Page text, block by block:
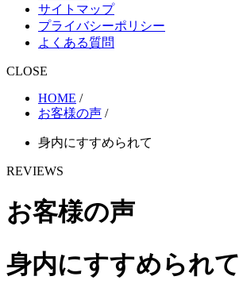
サイトマップ
プライバシーポリシー
よくある質問
CLOSE
HOME /
お客様の声 /
身内にすすめられて
REVIEWS
お客様の声
身内にすすめられて